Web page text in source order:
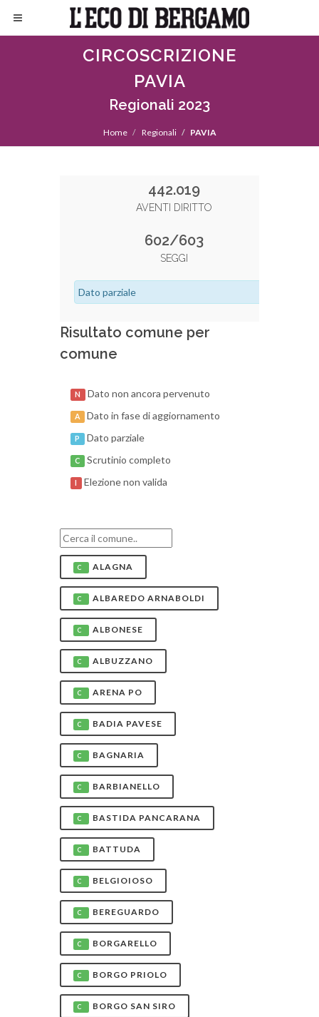
CIRCOSCRIZIONE
PAVIA
Regionali 2023
Home Regionali PAVIA
442.019
AVENTI DIRITTO
602/603
SEGGI
Dato parziale
Risultato comune per
comune
N Dato non ancora pervenuto
A Dato in fase di aggiornamento
P Dato parziale
C Scrutinio completo
I Elezione non valida
C ALAGNA
C ALBAREDO ARNABOLDI
C ALBONESE
C ALBUZZANO
C ARENA PO
C BADIA PAVESE
C BAGNARIA
C BARBIANELLO
C BASTIDA PANCARANA
C BATTUDA
C BELGIOIOSO
C BEREGUARDO
C BORGARELLO
C BORGO PRIOLO
C BORGO SAN SIRO